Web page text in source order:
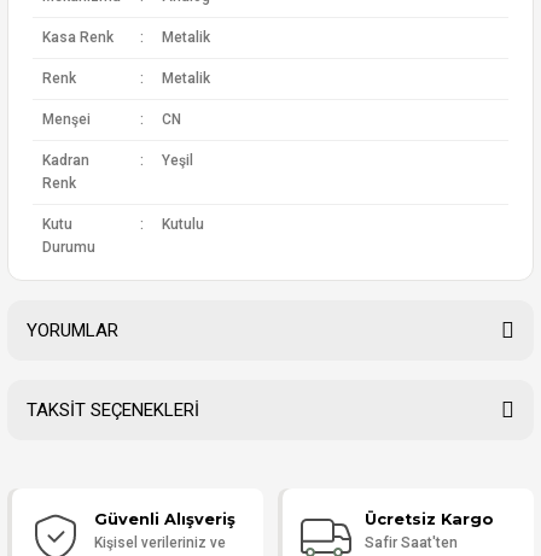
Kasa Renk : Metalik
Renk : Metalik
Menşei : CN
Kadran
Renk
: Yeşil
Kutu
Durumu
: Kutulu
YORUMLAR
Yorum Yaz
TAKSİT SEÇENEKLERİ
Güvenli Alışveriş
Kişisel verileriniz ve
Ücretsiz Kargo
Safir Saat'ten